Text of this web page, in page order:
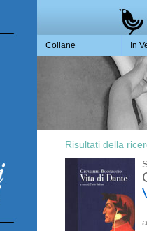
Collane In
Risultati della